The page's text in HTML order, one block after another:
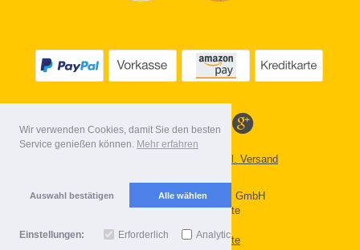
Wir verwenden Cookies, damit Sie den besten
Service genießen können. Mehr erfahren
Auswahl bestätigen Alle wählen
Einstellungen: Erforderlich Analytics
Alle Preise inkl. MwSt. evtl. zzgl. Versand
Copyright 2026 by Gebr. Röhl GmbH
Mobile Shop by Shopgate
Zur klassischen Webseite